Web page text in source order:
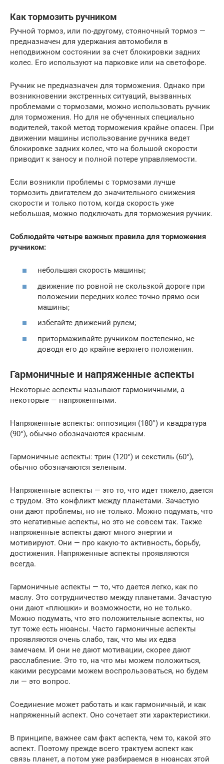
Как тормозить ручником
Ручной тормоз, или по-другому, стояночный тормоз —
предназначен для удержания автомобиля в
неподвижном состоянии за счет блокировки задних
колес. Его используют на парковке или на светофоре.
Ручник не предназначен для торможения. Однако при
возникновении экстренных ситуаций, вызванных
проблемами с тормозами, можно использовать ручник
для торможения. Но для не обученных специально
водителей, такой метод торможения крайне опасен. При
движении машины использование ручника ведет
блокировке задних колес, что на большой скорости
приводит к заносу и полной потере управляемости.
Если возникли проблемы с тормозами лучше
тормозить двигателем до значительного снижения
скорости и только потом, когда скорость уже
небольшая, можно подключать для торможения ручник.
Соблюдайте четыре важных правила для торможения
ручником:
небольшая скорость машины;
движение по ровной не скользкой дороге при
положении передних колес точно прямо оси
машины;
избегайте движений рулем;
притормаживайте ручником постепенно, не
доводя его до крайне верхнего положения.
Гармоничные и напряженные аспекты
Некоторые аспекты называют гармоничными, а
некоторые — напряженными.
Напряженные аспекты: оппозиция (180°) и квадратура
(90°), обычно обозначаются красным.
Гармоничные аспекты: трин (120°) и секстиль (60°),
обычно обозначаются зеленым.
Напряженные аспекты — это то, что идет тяжело, дается
с трудом. Это конфликт между планетами. Зачастую
они дают проблемы, но не только. Можно подумать, что
это негативные аспекты, но это не совсем так. Также
напряженные аспекты дают много энергии и
мотивируют. Они — про какую-то активность, борьбу,
достижения. Напряженные аспекты проявляются
всегда.
Гармоничные аспекты — то, что дается легко, как по
маслу. Это сотрудничество между планетами. Зачастую
они дают «плюшки» и возможности, но не только.
Можно подумать, что это положительные аспекты, но
тут тоже есть нюансы. Часто гармоничные аспекты
проявляются очень слабо, так, что мы их едва
замечаем. И они не дают мотивации, скорее дают
расслабление. Это то, на что мы можем положиться,
какими ресурсами можем воспрользоваться, но будем
ли — это вопрос.
Соединение может работать и как гармоничный, и как
напряженный аспект. Оно сочетает эти характеристики.
В принципе, важнее сам факт аспекта, чем то, какой это
аспект. Поэтому прежде всего трактуем аспект как
связь планет, а потом уже разбираемся в нюансах этой